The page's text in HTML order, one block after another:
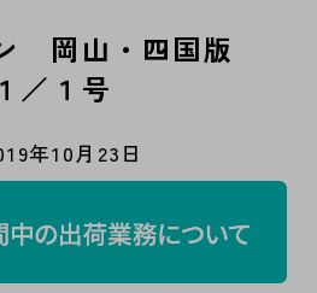
岡山・四国版
／１号
年10月23日